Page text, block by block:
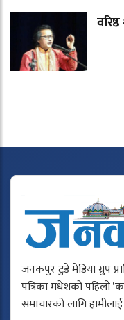
जनकपुर टुडे मेडिया ग्रुप
पत्रिका मधेशको पहिलो ‘क’
समाचारको लागि